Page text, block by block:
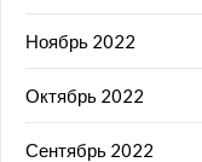
Ноябрь 2022
Октябрь 2022
Сентябрь 2022